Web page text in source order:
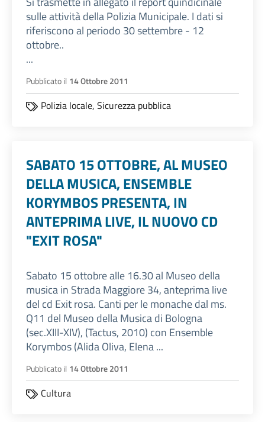
sulle attività della Polizia Municipale. I dati si
riferiscono al periodo 30 settembre - 12
ottobre..
...
Pubblicato il 14 Ottobre 2011
Polizia locale, Sicurezza pubblica
SABATO 15 OTTOBRE, AL MUSEO
DELLA MUSICA, ENSEMBLE
KORYMBOS PRESENTA, IN
ANTEPRIMA LIVE, IL NUOVO CD
"EXIT ROSA"
Sabato 15 ottobre alle 16.30 al Museo della
musica in Strada Maggiore 34, anteprima live
del cd Exit rosa. Canti per le monache dal ms.
Q11 del Museo della Musica di Bologna
(sec.XIII-XIV), (Tactus, 2010) con Ensemble
Korymbos (Alida Oliva, Elena ...
Pubblicato il 14 Ottobre 2011
Cultura